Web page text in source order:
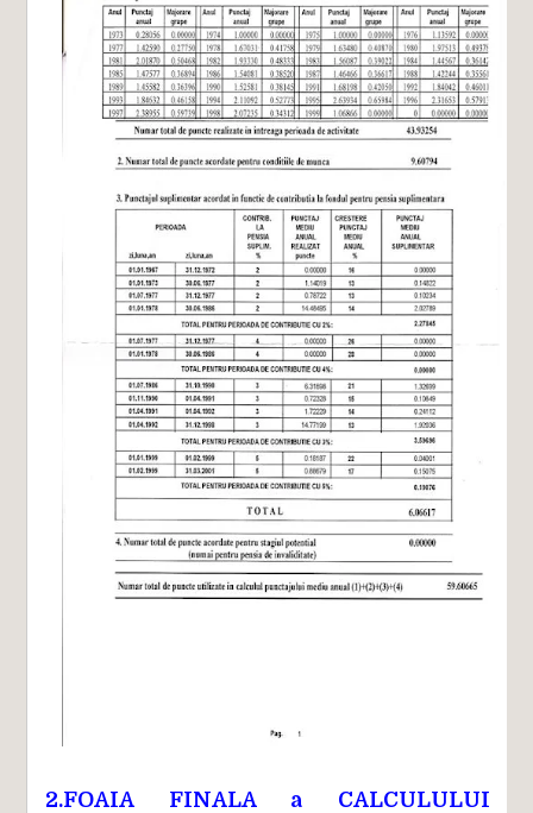
2.FOAIA FINALA a CALCULULUI